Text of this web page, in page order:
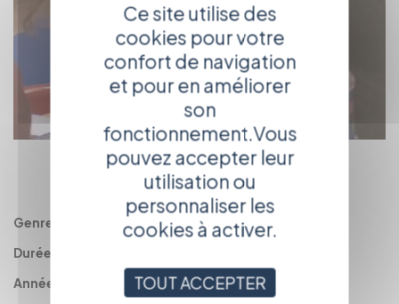
RETOUR
AU CATALOGUE
Genre :
Documentaire
Durée :
Année :
Ce site utilise des
cookies pour votre
confort de navigation
et pour en améliorer
son
fonctionnement.Vous
pouvez accepter leur
utilisation ou
personnaliser les
cookies à activer.
TOUT ACCEPTER